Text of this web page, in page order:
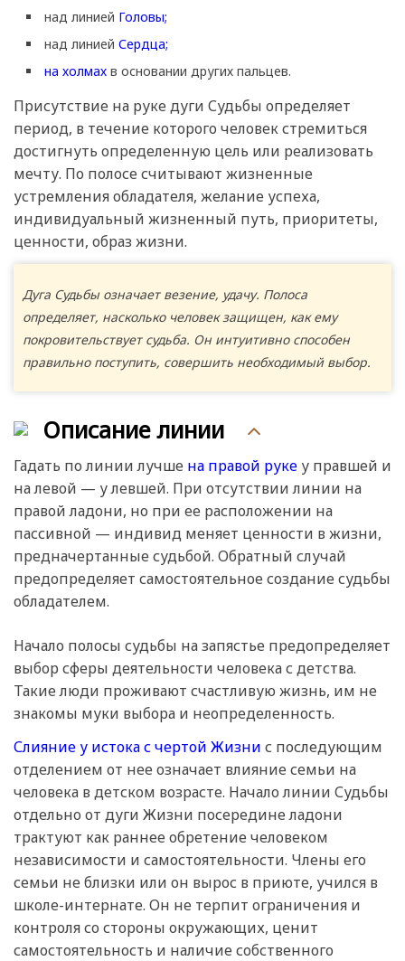
над линией Головы;
над линией Сердца;
на холмах в основании других пальцев.
Присутствие на руке дуги Судьбы определяет
период, в течение которого человек стремиться
достигнуть определенную цель или реализовать
мечту. По полосе считывают жизненные
устремления обладателя, желание успеха,
индивидуальный жизненный путь, приоритеты,
ценности, образ жизни.
Дуга Судьбы означает везение, удачу. Полоса
определяет, насколько человек защищен, как ему
покровительствует судьба. Он интуитивно способен
правильно поступить, совершить необходимый выбор.
Описание линии
Гадать по линии лучше на правой руке у правшей и
на левой — у левшей. При отсутствии линии на
правой ладони, но при ее расположении на
пассивной — индивид меняет ценности в жизни,
предначертанные судьбой. Обратный случай
предопределяет самостоятельное создание судьбы
обладателем.
Начало полосы судьбы на запястье предопределяет
выбор сферы деятельности человека с детства.
Такие люди проживают счастливую жизнь, им не
знакомы муки выбора и неопределенность.
Слияние у истока с чертой Жизни с последующим
отделением от нее означает влияние семьи на
человека в детском возрасте. Начало линии Судьбы
отдельно от дуги Жизни посередине ладони
трактуют как раннее обретение человеком
независимости и самостоятельности. Члены его
семьи не близки или он вырос в приюте, учился в
школе-интернате. Он не терпит ограничения и
контроля со стороны окружающих, ценит
самостоятельность и наличие собственного